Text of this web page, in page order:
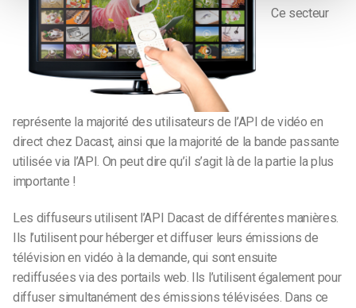
Ce secteur
représente la majorité des utilisateurs de l’API de vidéo en
direct chez Dacast, ainsi que la majorité de la bande passante
utilisée via l’API. On peut dire qu’il s’agit là de la partie la plus
importante !
Les diffuseurs utilisent l’API Dacast de différentes manières.
Ils l’utilisent pour héberger et diffuser leurs émissions de
télévision en vidéo à la demande, qui sont ensuite
rediffusées via des portails web. Ils l’utilisent également pour
diffuser simultanément des émissions télévisées. Dans ce